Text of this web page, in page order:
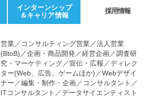
インターンシップ
＆キャリア情報
採用情報
営業／コンサルティング営業／法人営業
(BtoB)／企画・商品開発／経営企画／調査研
究・マーケティング／宣伝・広報／ディレク
ター(Web、広告、ゲームほか)／Webデザイ
ナー／編集・制作・企画／コンサルタント／
ITコンサルタント／データサイエンティスト